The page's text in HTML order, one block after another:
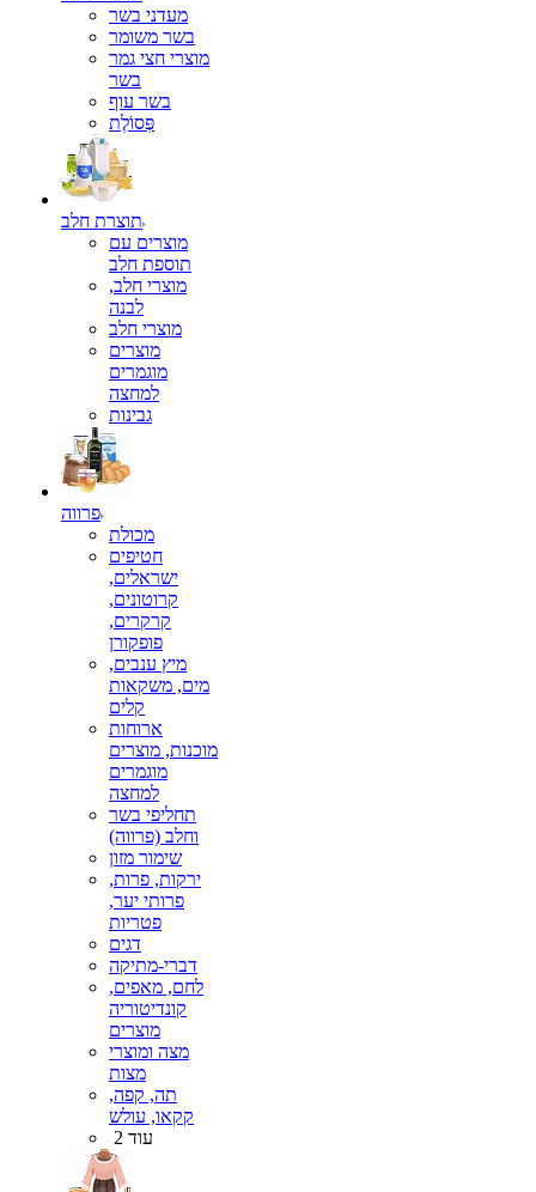
מעדני בשר
בשר משומר
מוצרי חצי גמר
בשר
בשר עוף
פְּסוֹלֶת
תוצרת חלב
מוצרים עם
תוספת חלב
מוצרי חלב,
לבנה
מוצרי חלב
מוצרים
מוגמרים
למחצה
גבינות
פרווה
מכולת
חטיפים
ישראלים,
קרוטונים,
קרקרים,
פופקורן
מיץ ענבים,
מים, משקאות
קלים
ארוחות
מוכנות, מוצרים
מוגמרים
למחצה
תחליפי בשר
וחלב (פרווה)
שימור מזון
ירקות, פרות,
פרותי יער,
פטריות
דגים
דברי-מתיקה
לחם, מאפים,
קונדיטוריה
מוצרים
מצה ומוצרי
מצות
תה, קפה,
קקאו, עולש
עוד 2